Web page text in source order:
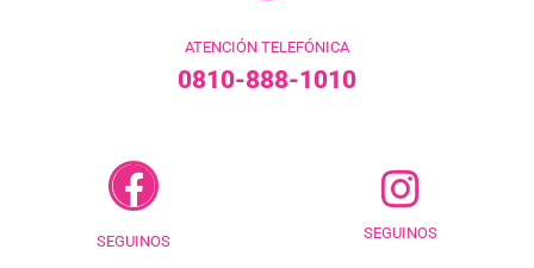
ATENCIÓN TELEFÓNICA
0810-888-1010
SEGUINOS SEGUINOS